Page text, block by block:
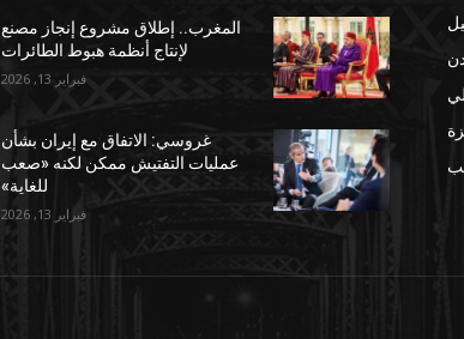
المغرب.. إطلاق مشروع إنجاز مصنع
لإنتاج أنظمة هبوط الطائرات
فبراير 13, 2026
غروسي: الاتفاق مع إيران بشأن
عمليات التفتيش ممكن لكنه «صعب
للغاية»
فبراير 13, 2026